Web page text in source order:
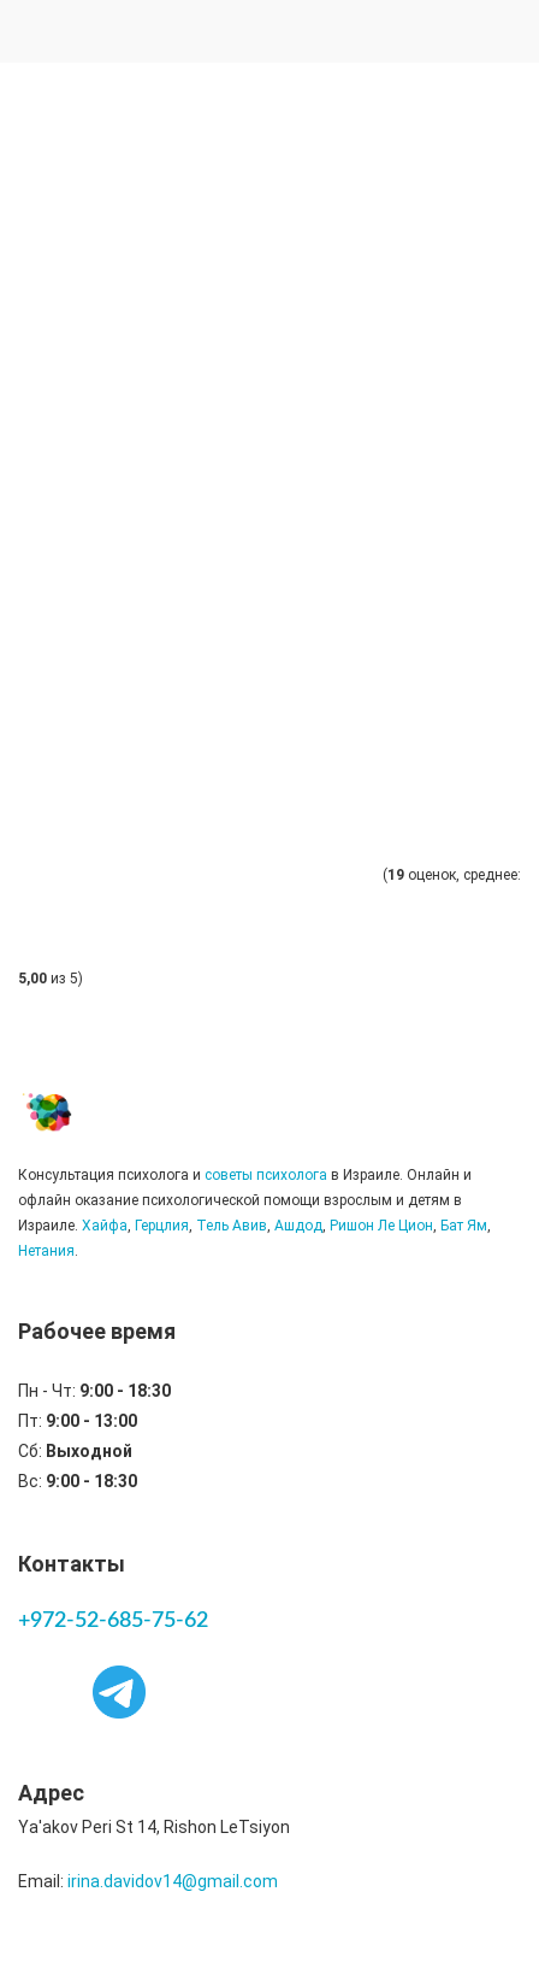
(19 оценок, среднее:
5,00 из 5)
Консультация психолога и советы психолога в Израиле. Онлайн и
офлайн оказание психологической помощи взрослым и детям в
Израиле. Хайфа, Герцлия, Тель Авив, Ашдод, Ришон Ле Цион, Бат Ям,
Нетания.
Рабочее время
Пн - Чт: 9:00 - 18:30
Пт: 9:00 - 13:00
Сб: Выходной
Вс: 9:00 - 18:30
Контакты
+972-52-685-75-62
Адрес
Ya'akov Peri St 14, Rishon LeTsiyon
Email: irina.davidov14@gmail.com